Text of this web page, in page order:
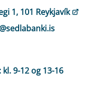
1, 101 Reykjavík
9-12 og 13-16